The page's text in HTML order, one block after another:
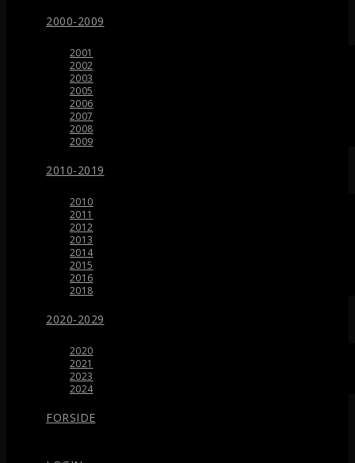
2000-2009
2001
2002
2003
2005
2006
2007
2008
2009
2010-2019
2010
2011
2012
2013
2014
2015
2016
2018
2020-2029
2020
2021
2023
2024
FORSIDE